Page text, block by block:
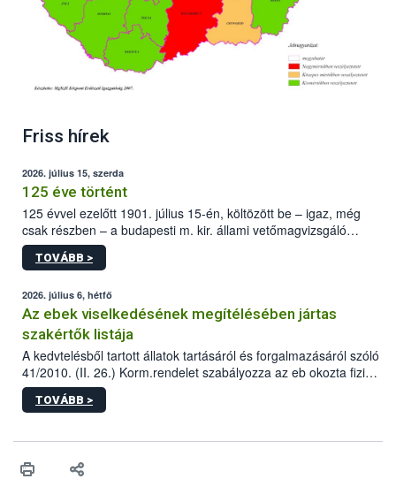
Friss hírek
2026. július 15, szerda
125 éve történt
125 évvel ezelőtt 1901. július 15-én, költözött be – igaz, még
csak részben – a budapesti m. kir. állami vetőmagvizsgáló
állomás a Kis Rókus utca 15. szám alatti, Czigler Győző által
tervezett új épületébe.
TOVÁBB >
2026. július 6, hétfő
Az ebek viselkedésének megítélésében jártas
szakértők listája
A kedvtelésből tartott állatok tartásáról és forgalmazásáról szóló
41/2010. (II. 26.) Korm.rendelet szabályozza az eb okozta fizikai
sérülés, illetve ennek veszélye keletkezésekor felmerülő
hatósági feladatokat, valamint a veszélyes eb tartását és annak
vonni az ebek viselkedésének megítélésében jártas szakértőt.
TOVÁBB >